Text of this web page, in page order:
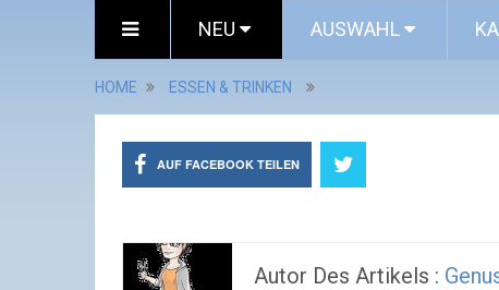
NEU AUSWAHL
HOME ESSEN & TRINKEN
AUF FACEBOOK TEILEN
Autor Des Artikels :